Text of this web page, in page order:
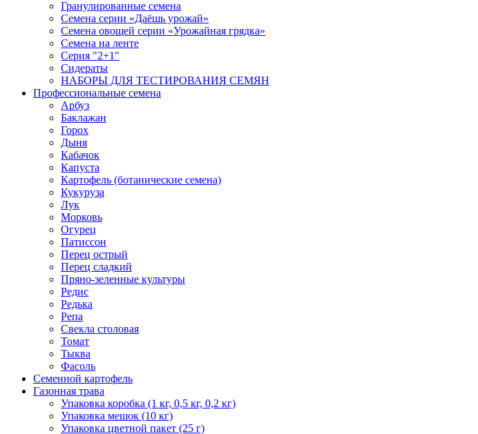
Гранулированные семена
Семена серии «Даёшь урожай»
Семена овощей серии «Урожайная грядка»
Семена на ленте
Серия "2+1"
Сидераты
НАБОРЫ ДЛЯ ТЕСТИРОВАНИЯ СЕМЯН
Профессиональные семена
Арбуз
Баклажан
Горох
Дыня
Кабачок
Капуста
Картофель (ботанические семена)
Кукуруза
Лук
Морковь
Огурец
Патиссон
Перец острый
Перец сладкий
Пряно-зеленные культуры
Редис
Редька
Репа
Свекла столовая
Томат
Тыква
Фасоль
Семенной картофель
Газонная трава
Упаковка коробка (1 кг, 0,5 кг, 0,2 кг)
Упаковка мешок (10 кг)
Упаковка цветной пакет (25 г)